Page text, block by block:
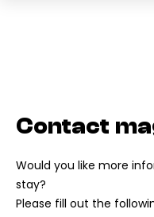
Contact
Would you like more
stay?
Please fill out the